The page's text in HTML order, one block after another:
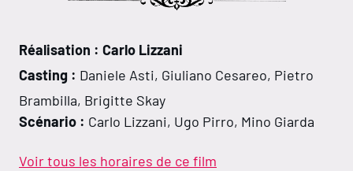
Réalisation : Carlo Lizzani
Casting : Daniele Asti, Giuliano Cesareo, Pietro
Brambilla, Brigitte Skay
Scénario : Carlo Lizzani, Ugo Pirro, Mino Giarda
Voir tous les horaires de ce film